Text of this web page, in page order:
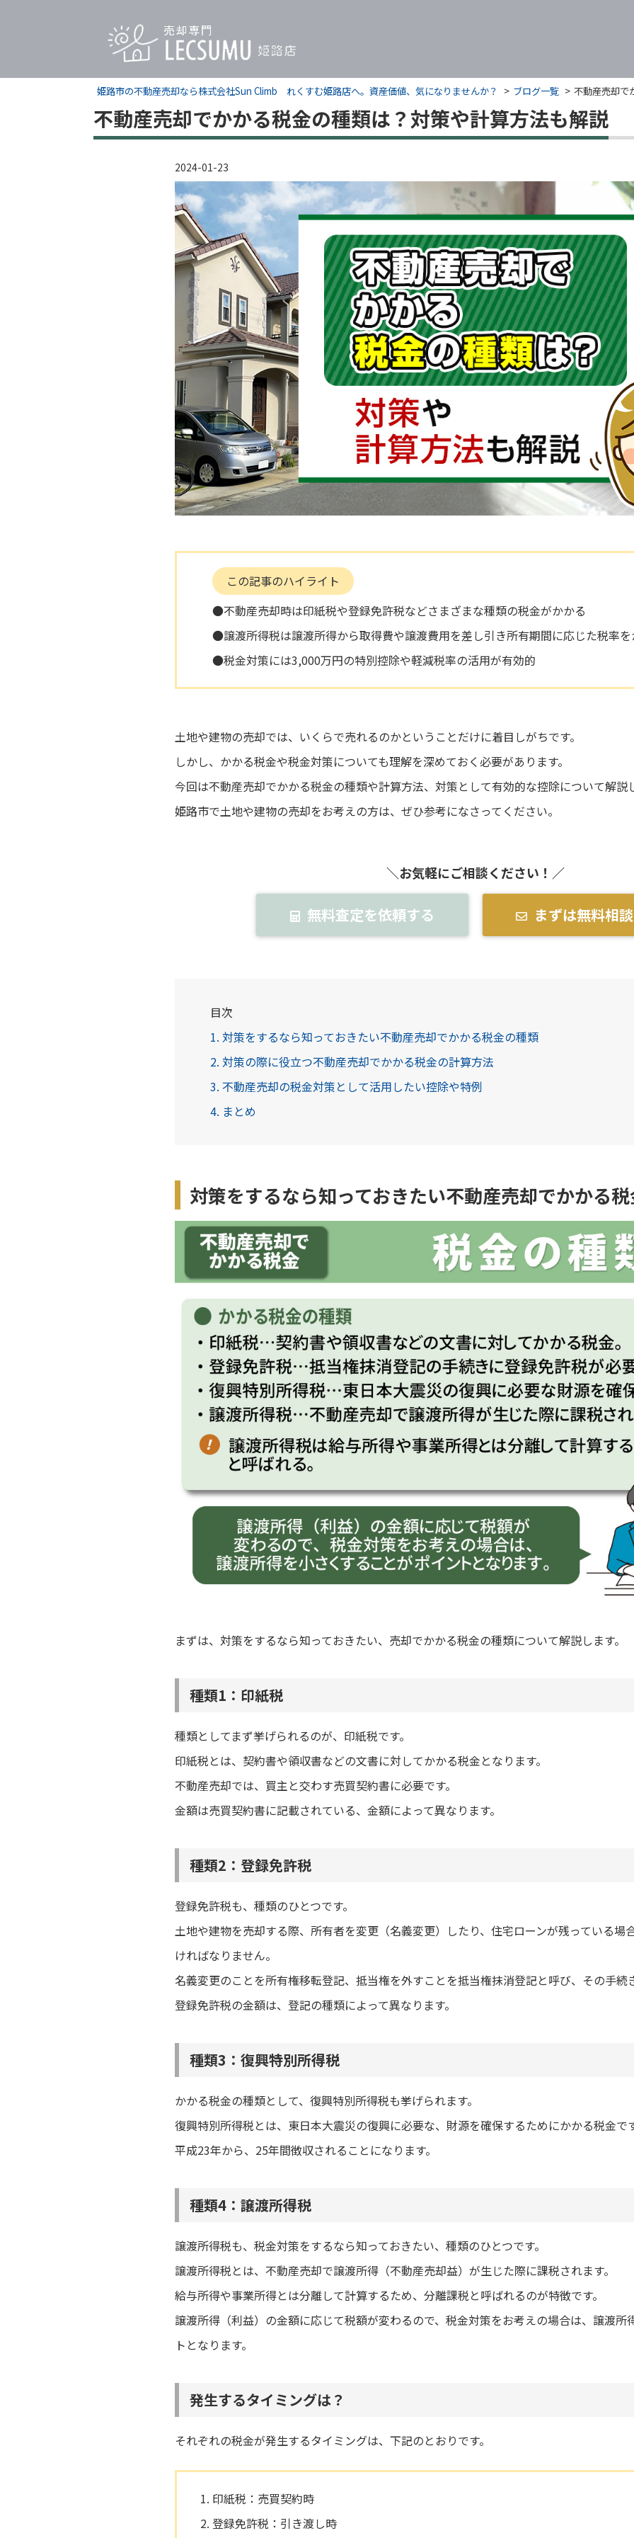
姫路市の不動産売却なら株式会社Sun Climb れくすむ姫路店へ。資産価値、気になりませんか？ ブログ一覧 不動産売却で
不動産売却でかかる税金の種類は？対策や計算方法も解説
2024-01-23
この記事のハイライト
●不動産売却時は印紙税や登録免許税などさまざまな種類の税金がかかる
●譲渡所得税は譲渡所得から取得費や譲渡費用を差し引き所有期間に応じた税率
●税金対策には3,000万円の特別控除や軽減税率の活用が有効的
土地や建物の売却では、いくらで売れるのかということだけに着目しがちです。
しかし、かかる税金や税金対策についても理解を深めておく必要があります。
今回は不動産売却でかかる税金の種類や計算方法、対策として有効的な控除について解説
姫路市で土地や建物の売却をお考えの方は、ぜひ参考になさってください。
＼お気軽にご相談ください！／
無料査定を依頼する まずは無料相
目次
1. 対策をするなら知っておきたい不動産売却でかかる税金の種類
2. 対策の際に役立つ不動産売却でかかる税金の計算方法
3. 不動産売却の税金対策として活用したい控除や特例
4. まとめ
対策をするなら知っておきたい不動産売却でかかる
まずは、対策をするなら知っておきたい、売却でかかる税金の種類について解説します。
種類1：印紙税
種類としてまず挙げられるのが、印紙税です。
印紙税とは、契約書や領収書などの文書に対してかかる税金となります。
不動産売却では、買主と交わす売買契約書に必要です。
金額は売買契約書に記載されている、金額によって異なります。
種類2：登録免許税
登録免許税も、種類のひとつです。
土地や建物を売却する際、所有者を変更（名義変更）したり、住宅ローンが残っている場
ければなりません。
名義変更のことを所有権移転登記、抵当権を外すことを抵当権抹消登記と呼び、その手続
登録免許税の金額は、登記の種類によって異なります。
種類3：復興特別所得税
かかる税金の種類として、復興特別所得税も挙げられます。
復興特別所得税とは、東日本大震災の復興に必要な、財源を確保するためにかかる税金で
平成23年から、25年間徴収されることになります。
種類4：譲渡所得税
譲渡所得税も、税金対策をするなら知っておきたい、種類のひとつです。
譲渡所得税とは、不動産売却で譲渡所得（不動産売却益）が生じた際に課税されます。
給与所得や事業所得とは分離して計算するため、分離課税と呼ばれるのが特徴です。
譲渡所得（利益）の金額に応じて税額が変わるので、税金対策をお考えの場合は、譲渡所
トとなります。
発生するタイミングは？
それぞれの税金が発生するタイミングは、下記のとおりです。
印紙税：売買契約時
登録免許税：引き渡し時